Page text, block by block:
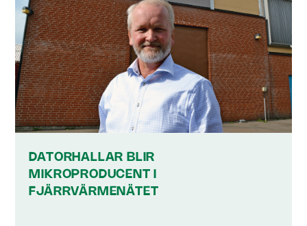
DATORHALLAR BLIR
MIKROPRODUCENT I
FJÄRRVÄRMENÄTET